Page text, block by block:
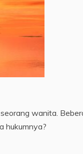
wanita.
hukumnya?